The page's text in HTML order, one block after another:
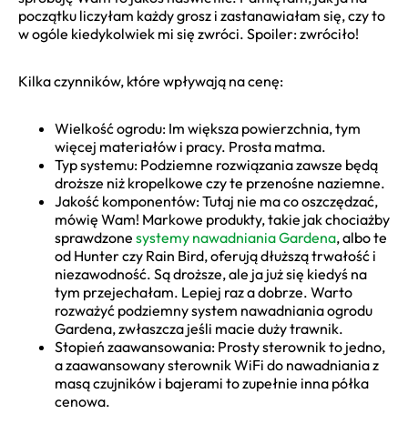
początku liczyłam każdy grosz i zastanawiałam się, czy to
w ogóle kiedykolwiek mi się zwróci. Spoiler: zwróciło!
Kilka czynników, które wpływają na cenę:
Wielkość ogrodu: Im większa powierzchnia, tym
więcej materiałów i pracy. Prosta matma.
Typ systemu: Podziemne rozwiązania zawsze będą
droższe niż kropelkowe czy te przenośne naziemne.
Jakość komponentów: Tutaj nie ma co oszczędzać,
mówię Wam! Markowe produkty, takie jak chociażby
sprawdzone systemy nawadniania Gardena, albo te
od Hunter czy Rain Bird, oferują dłuższą trwałość i
niezawodność. Są droższe, ale ja już się kiedyś na
tym przejechałam. Lepiej raz a dobrze. Warto
rozważyć podziemny system nawadniania ogrodu
Gardena, zwłaszcza jeśli macie duży trawnik.
Stopień zaawansowania: Prosty sterownik to jedno,
a zaawansowany sterownik WiFi do nawadniania z
masą czujników i bajerami to zupełnie inna półka
cenowa.